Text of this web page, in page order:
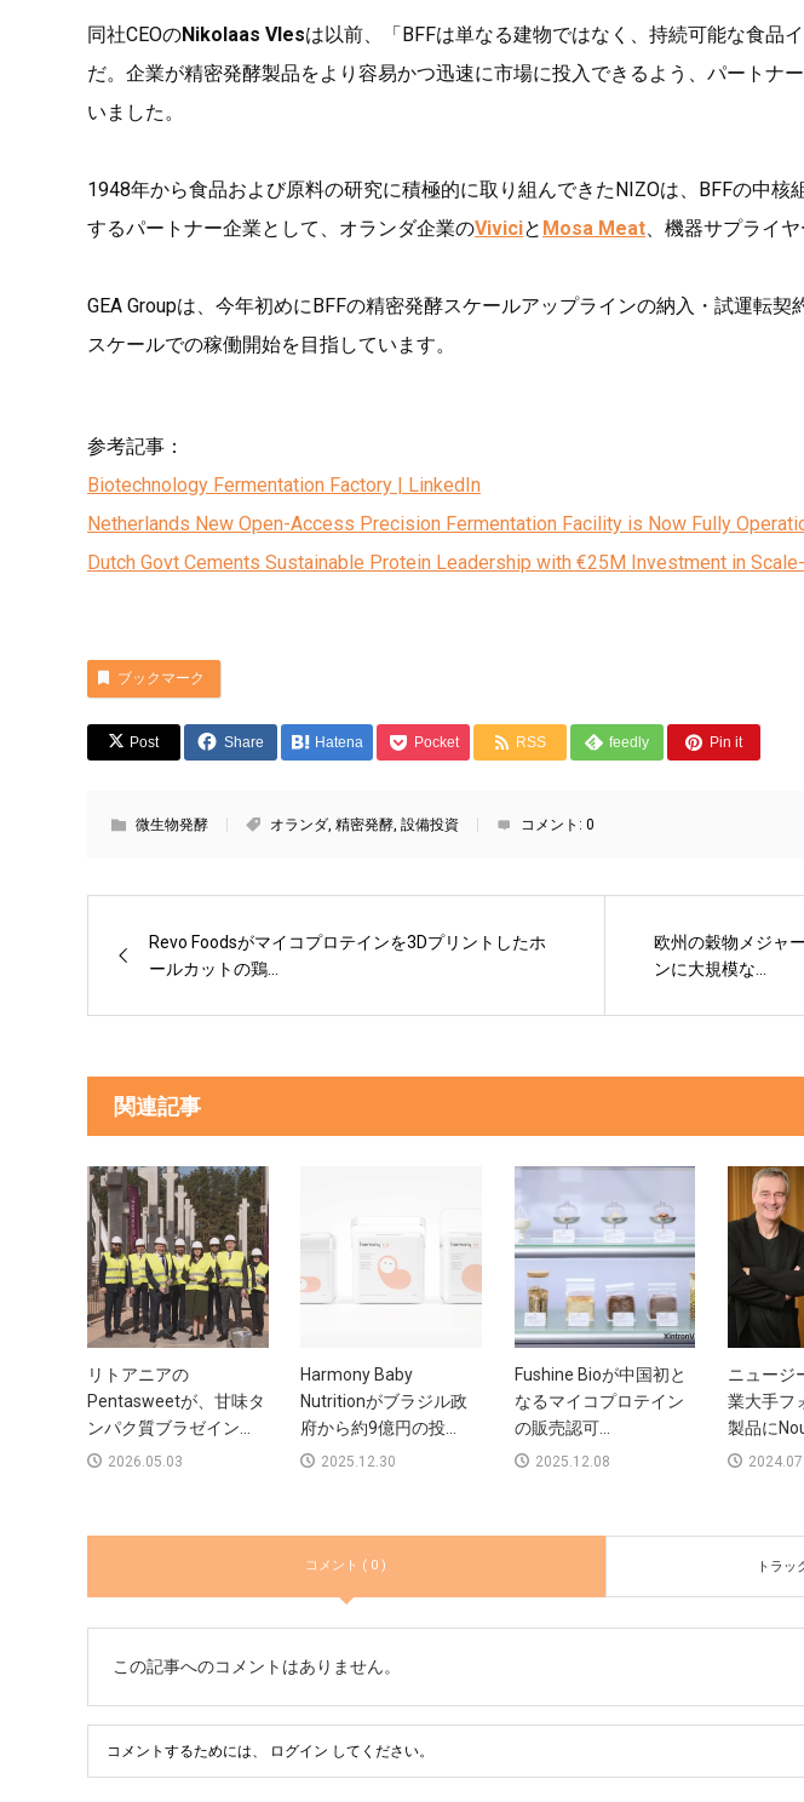
同社CEOのNikolaas Vlesは以前、「BFFは単なる建物ではなく、持続可能な食品
だ。企業が精密発酵製品をより容易かつ迅速に市場に投入できるよう、パートナ
いました。
1948年から食品および原料の研究に積極的に取り組んできたNIZOは、BFFの中核
するパートナー企業として、オランダ企業のViviciと Mosa Meat、機器サプライ
GEA Groupは、今年初めにBFFの精密発酵スケールアップラインの納入・試運転
スケールでの稼働開始を目指しています。
参考記事：
Biotechnology Fermentation Factory | LinkedIn
Netherlands New Open-Access Precision Fermentation Facility is Now Fully
Dutch Govt Cements Sustainable Protein Leadership with €25M Investment in
ブックマーク
Post Share Hatena Pocket RSS feedly Pin it
微生物発酵 オランダ, 精密発酵, 設備投資 コメント: 0
Revo Foodsがマイコプロテインを3Dプリントしたホ
ールカットの鶏...
欧州の穀物メジャ
ンに大規模な...
関連記事
リトアニアの
Pentasweetが、甘味タ
ンパク質ブラゼイン...
2026.05.03
Harmony Baby
Nutritionがブラジル政
府から約9億円の投...
2025.12.30
Fushine Bioが中国初と
なるマイコプロテイン
の販売認可...
2025.12.08
ニュージ
業大手フ
製品に
コメント ( 0 ) トラッ
この記事へのコメントはありません。
コメントするためには、 ログイン してください。